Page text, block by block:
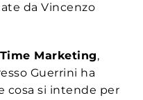
da Vincenzo
Marketing,
Guerrini ha
cosa si intende per